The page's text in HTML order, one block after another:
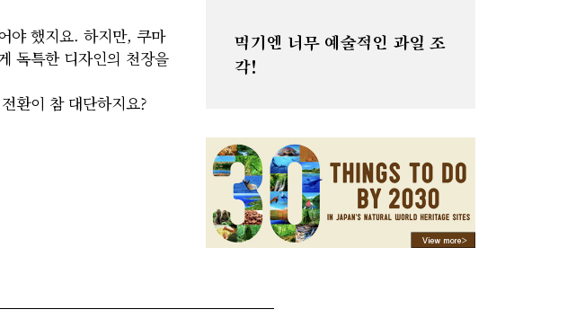
야 했지요. 하지만, 쿠마
독특한 디자인의 천장을
환이 참 대단하지요?
먹기엔 너무 예술적인 과일 조
각!